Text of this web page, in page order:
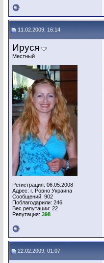
11.02.2009, 16:14
Ируся
Местный
Регистрация: 06.05.2008
Адрес: г. Ровно Украина
Сообщений: 902
Поблагодарили: 246
Вес репутации: 22
Репутация: 398
22.02.2009, 01:07